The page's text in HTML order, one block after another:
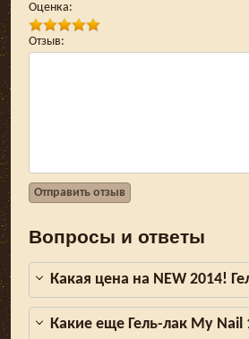
Оценка:
Отзыв:
Отправить отзыв
Вопросы и ответы
Какая цена на NEW 2014!
Какие еще Гель-лак My